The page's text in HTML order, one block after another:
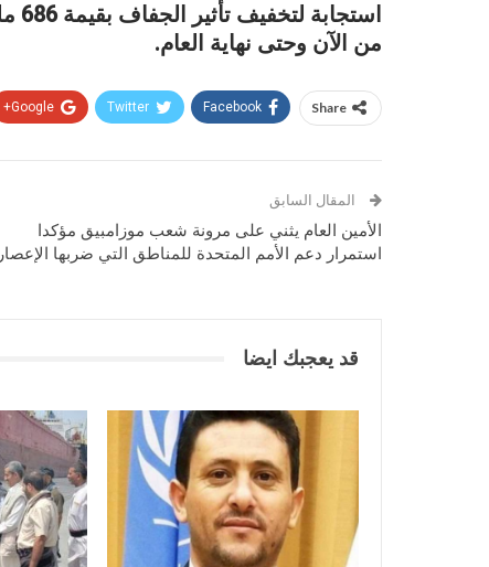
من الآن وحتى نهاية العام.
Share
Facebook
Twitter
Google+
المقال السابق
الأمين العام يثني على مرونة شعب موزامبيق مؤكدا
استمرار دعم الأمم المتحدة للمناطق التي ضربها الإعصار
قد يعجبك ايضا